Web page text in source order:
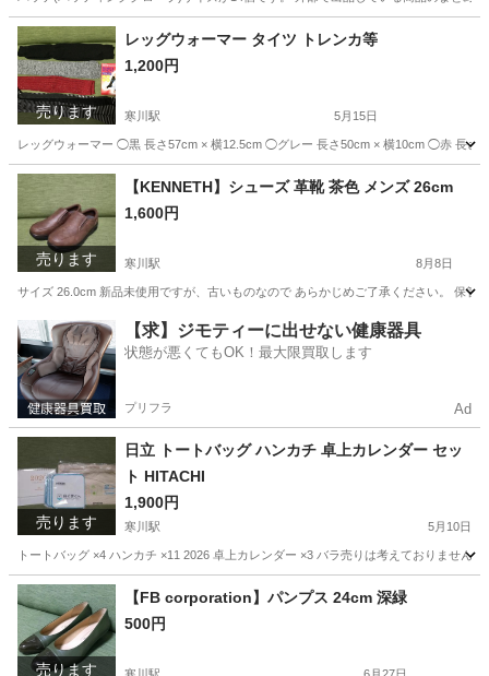
神奈川 高座郡 寒川駅
売ります
レッグウォーマー タイツ トレンカ等
1,200円
寒川駅 5月15日
レッグウォーマー ◯黒 長さ57cm × 横12.5cm ◯グレー 長さ50cm × 横10cm ◯赤 長さ
神奈川 高座郡 小物 需要
売ります
【KENNETH】シューズ 革靴 茶色 メンズ 26cm
1,600円
寒川駅 8月8日
サイズ 26.0cm 新品未使用ですが、古いものなので あらかじめご了承ください。 保
神奈川 高座郡 寒川駅 靴 シューズ
【求】ジモティーに出せない健康器具
状態が悪くてもOK！最大限買取します
プリフラ Ad
売ります
日立 トートバッグ ハンカチ 卓上カレンダー セッ
ト HITACHI
1,900円
寒川駅 5月10日
トートバッグ ×4 ハンカチ ×11 2026 卓上カレンダー ×3 バラ売りは考えておりませ
神奈川 高座郡 ノベルティグッズ 卓上カレンダー
売ります
【FB corporation】パンプス 24cm 深緑
500円